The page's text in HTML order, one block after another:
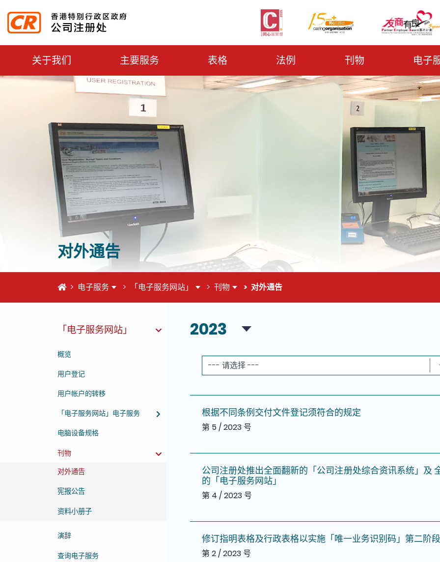
关于我们 主要服务 表格 法例 刊物 电子
对外通告
首页电子服务 「电子服务网站」 刊物 对外通告
「电子服务网站」
概览
用户登记
用户帐户的转移
「电子服务网站」电子服务
电脑设备规格
刊物
对外通告
宪报公告
资料小册子
演辞
查询电子服务
2023
根据不同条例交付文件登记须符合的规定
第 5 / 2023 号
公司注册处推出全面翻新的「公司注册处综合资讯系统」及
的「电子服务网站」
第 4 / 2023 号
修订指明表格及行政表格以实施「唯一业务识别码」第二阶段
第 2 / 2023 号